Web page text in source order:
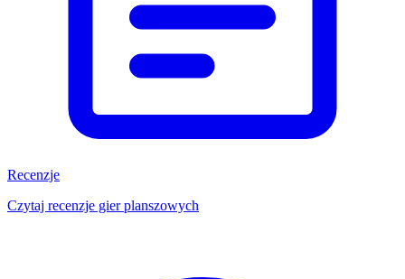
Recenzje
Czytaj recenzje gier planszowych